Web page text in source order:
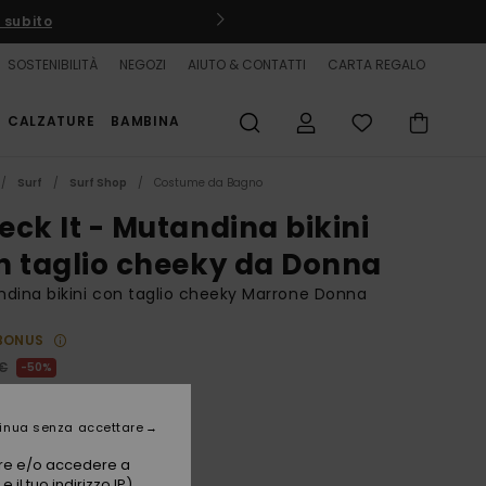
subito
SOSTENIBILITÀ NEGOZI AIUTO & CONTATTI CARTA REGALO
CALZATURE BAMBINA
Surf Surf Shop Costume da Bagno
It - Mutandina bikini
taglio cheeky da Donna
bikini con taglio cheeky Marrone Donna
50%
€
e/o accedere a
senza accettare